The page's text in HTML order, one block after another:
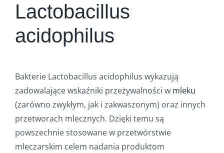
Lactobacillus
acidophilus
Bakterie Lactobacillus acidophilus wykazują
zadowalające wskaźniki przeżywalności w mleku
(zarówno zwykłym, jak i zakwaszonym) oraz innych
przetworach mlecznych. Dzięki temu są
powszechnie stosowane w przetwórstwie
mleczarskim celem nadania produktom